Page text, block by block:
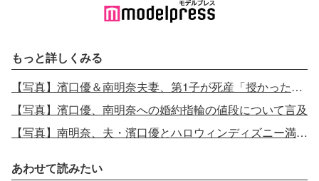
もっと詳しくみる
【写真】濱口優＆南明奈夫妻、第1子が死産「授かった命は、空へと戻りました」
【写真】濱口優、南明奈への婚約指輪の値段について言及
【写真】南明奈、夫・濱口優とハロウィンディズニー満喫 仲良し2ショット公開
あわせて読みたい